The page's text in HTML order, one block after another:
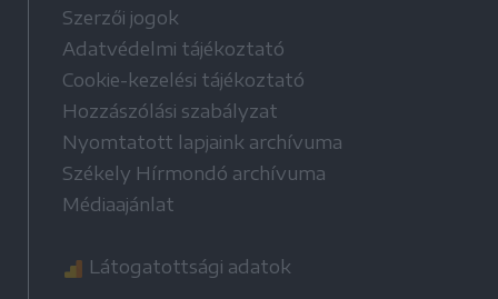
Szerzői jogok
Adatvédelmi tájékoztató
Cookie-kezelési tájékoztató
Hozzászólási szabályzat
Nyomtatott lapjaink archívuma
Székely Hírmondó archívuma
Médiaajánlat
Látogatottsági adatok